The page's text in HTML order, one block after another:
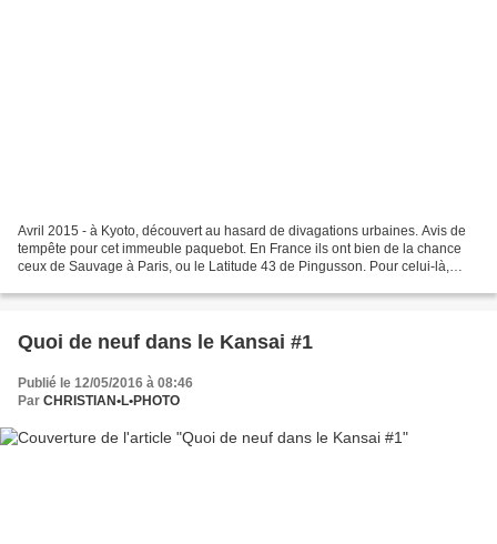
Avril 2015 - à Kyoto, découvert au hasard de divagations urbaines. Avis de
tempête pour cet immeuble paquebot. En France ils ont bien de la chance
ceux de Sauvage à Paris, ou le Latitude 43 de Pingusson. Pour celui-là,
Quoi de neuf dans le Kansai #1
Publié le 12/05/2016 à 08:46
Par CHRISTIAN•L•PHOTO